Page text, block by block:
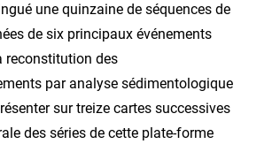
une quinzaine de séquences de
de six principaux événements
reconstitution des
par analyse sédimentologique
sur treize cartes successives
des séries de cette plate-forme